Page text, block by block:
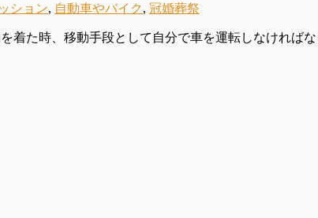
ション, 自動車やバイク, 冠婚葬祭
着た時、移動手段として自分で車を運転しなければ